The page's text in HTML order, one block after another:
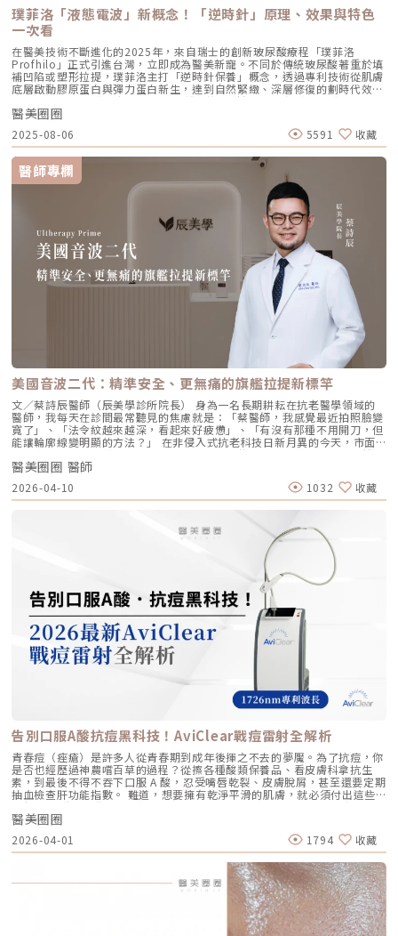
的鬆弛組織，讓下顎線條清晰。五、 哪些部位最適合 Profhilo 逆時針？
Profhilo 逆時針之所以能成為抗老界的寵兒，不僅是因為它的成分純淨，
更因為它解決了傳統醫美難以觸及的「盲區」。它不靠體積填充，而是透過
「液態拉皮」的概念，從根本提升肌膚彈性。以下四個部位是我在臨床運用
中最推薦的：1. 臉部液態拉皮：BAP 五點精準誘導這是 Profhilo 的核心應
用。與傳統玻尿酸增加臉部「厚重感」或「體積支撐」的邏輯完全不同，
Profhilo 本質上是液態拉皮。我們採用國際標準的 BAP（Bio Aesthetic
的黃金位置： 顴骨高點：啟動中臉肌膚的生物重塑，優化張力。 鼻翼瞳孔
交界：透過提升肌膚彈力，自然弱化法令紋的視覺感。 耳廓下前緣：強化
臉部外側緊緻度，讓輪廓不再鬆垮。 下頷嘴角交界：改善嘴角周圍的鬆
弛，恢復皮膚原有的拉力。 下顎角前緣：誘導彈力蛋白新生，收緊下頷邊
緣的曲線。這五個點位並非用來「填充凹陷」，而是作為信號啟動點，讓玻
尿酸在皮下如水幕般擴散，誘導彈力蛋白大量新生，像是在皮下植入了一層
隱形的「彈力網」，讓下顎線與中臉自然回歸緊緻狀態。2. 火雞頸與橫向頸
紋：修復彈力纖維的救星頸部皮膚極薄，且缺乏支撐結構，老化多半是因為
彈力纖維斷裂。傳統填充型玻尿酸因為有化學交聯，施打後容易因重力或皮
膚過薄而產生凸起（毛毛蟲現象）。Profhilo 具備極佳的流動性，能均勻
滲透進頸部真皮層，不是填平皺紋，而是從底層重塑頸部肌膚的厚度與張
力，是目前改善頸部質感的首選。3. 手背（雞爪手）：重建真皮層的緊實度
雙手最容易因彈力蛋白流失而顯得乾癟、血管明顯。Profhilo 透過「非填
充」的方式，啟動手背肌膚的自我修復機制。它不僅是補水，更是透過生物
重塑增加組織的彈性與結構感，讓手背肌膚恢復細緻平滑，找回如少女般優
雅的肌膚張力。4. 口周細紋：自然軟化而不僵硬對於愛笑或年長客戶常見的
唇周紋，若使用傳統填充物，常會因為增加了體積而讓表情變得僵硬。
Profhilo 透過液態拉皮的原理，在不改變五官比例的前提下，誘導唇周肌
膚新生彈力蛋白，從底層「軟化」細小紋路，讓整個人看起來更加柔和、自
然。六、 蔡醫師的診間建議：如何規劃妳的「逆時針」計畫？在辰美學，
我們追求的是「長效且細膩」的美，而非瞬間的煙火式改變。針對初次接觸
Profhilo 逆時針 的客戶，我通常會建議以「週期性重塑」的方式來規劃妳
的專屬美學地圖：1. 基礎療程：建議至少進行 2 至 3 次為了達到最佳的彈
力蛋白新生與肌底環境優化，單次施打僅是啟動信號，完整的重塑需要時間
堆疊： 啟動期（第 1 次與第 2 次）： 建議間隔 1 個月施打。這兩次密集的
治療能確保高濃度玻尿酸在真皮層內建立穩固的擴散網絡，全面活化纖維母
細胞。 強化期（第 2 次與第 3 次）： 建議間隔3到6個月進行第三次施打。
這是一個關鍵的鞏固點，能延續細胞的再生信號，讓拉皮效果更具層次感。
維持期： 經過這 3 次完整的週期療程後，肌膚的緊緻度與細緻質感通常可
以維持九個月左右的時間。2.術後照護：輕盈無負擔的修復由於 Profhilo
是極高純度的玻尿酸且不含化學交聯劑，術後反應極輕。只需在 24 小時內
避免劇烈運動與高溫環境（如溫泉、蒸氣室、高溫瑜伽），其餘日常生活、
上妝均不受影響，非常適合行程滿檔的都會女性。結語：美，是找回妳原本
的自然光采抗老不應該是「加法」，而是「還原」。Profhilo 逆時針的哲
學與辰美學的理念不謀而合：我們不希望客戶變得不像自己，我們希望妳在
未來的日子裡，依然保有那份緊緻、透亮的彈力美感。妳不需要厚重的粉底
來遮蓋疲態，因為最美的底妝，就是妳健康的真皮層。如果妳也想體驗這種
「由內而外」的重塑感，歡迎來到辰美學，讓我們為妳量身定制專屬的逆齡
處方箋。「詳細內容請詳見辰美學官網」
璞菲洛「液態電波」新概念！「逆時針」原理、效果與特色
一次看
在醫美技術不斷進化的2025年，來自瑞士的創新玻尿酸療程「璞菲洛
Profhilo」正式引進台灣，立即成為醫美新寵。不同於傳統玻尿酸著重於填
補凹陷或塑形拉提，璞菲洛主打「逆時針保養」概念，透過專利技術從肌膚
底層啟動膠原蛋白與彈力蛋白新生，達到自然緊緻、深層修復的劃時代效
果。 Profhilo更邀請郭台銘夫人曾馨瑩擔任形象大使，迅速成為市場焦
點。我們將帶你全面認識這項創新療程，從作用原理、五大特色到適合對象
與常見問題，一次搞懂「逆時針玻尿酸」的魅力！ 璞菲洛Profhilo是什
麼？ 璞菲洛是一項注射型玻尿酸產品，由瑞士IBSA研發，正式名稱為「高
低分子玻尿酸皮下植入劑」，在台灣獲得衛福部核准，俗稱為「逆時針」。
與傳統玻尿酸不同，璞菲洛不以填補凹陷為目的，而是透過生物重塑（bio-
remodeling）方式，喚醒肌膚自身的修復機能，促進膠原蛋白和彈力蛋白
的生成，達到自然緊緻與改善膚質的效果。璞菲洛Profhilo的五大特色璞菲
洛之所以能引發醫美界關注，主要在於它與傳統玻尿酸有著本質上的不同，
透過獨特技術從根本上改善肌膚狀態。以下是璞菲洛最突出的五大特色：1.
獨特「生物重塑」機制：啟動膠原與彈力蛋白再生璞菲洛的核心技術採用專
利高、低分子量玻尿酸複合配方，在不添加交聯劑的情況下，能刺激皮膚深
層的纖維母細胞、角質細胞和脂肪細胞，促使膠原蛋白和彈力蛋白大量新
生，從源頭改善肌膚鬆弛與老化問題。2. 全面改善膚況：不只填補，更提升
整體膚質有別於傳統玻尿酸的局部填充，璞菲洛注射後會均勻擴散至皮膚的
真皮層與皮下組織。這使得它能全面性地改善肌膚，包括： 提升肌膚緊實
度與彈性 深層補水、改善乾燥與粗糙 減少細紋、改善膚色不均3. 自然柔和
的效果：告別「饅化臉」璞菲洛的質地較輕盈、流動性高，主要作用提升肌
膚本身的飽滿度與光澤，而不是增加額外體積。因此，能帶來自然、柔和的
改善效果，避免了傳統填充劑可能導致的僵硬或「饅化」現象，讓你看起來
就像是膚況變好了，而不是動了手腳。4. 獨創 BAP 五點注射技術：療程更
舒適、更快速採用獨家的 BAP (Bio Aesthetic Points) 五點注射技術。醫師
只需在臉部兩側各選擇五個精準的生物美學點進行注射，就能讓玻尿酸均勻
擴散至全臉。這大大減少了注射的針數和疼痛感，也降低了術後瘀青和腫脹
的機率，讓療程更加舒適、快速。5. 高濃度、不含交聯劑：安全性高、低發
炎風險以高濃度玻尿酸為主要成分，且製程中不使用任何化學交聯劑，能有
效降低注射後的發炎反應與過敏風險。同時，也經過多項國際認證，確保了
產品的純淨與安全性。逆時針（Profhilo） vs. 傳統玻尿酸比較 療程名稱
逆時針 (Profhilo) 傳統玻尿酸填充劑 主要功能 「生物重塑」(Bio-
remodeling)， 刺激膠原蛋白和彈力蛋白再生，從根本改善膚質 「填充」
和「支撐」， 用於填補凹陷、雕塑輪廓 成分組成 專利技術結合高低分子玻
尿酸， 64mg/2ml 高濃度，無交聯劑 玻尿酸會添加交聯劑，以增加黏度和
支撐力， 能維持體積不被快速分解 作用機制 注射後會均勻擴散至皮膚深
個人體質而異） 值得一提的是，它不像音波拉提需要靠機器操作、產生熱
能導致術後紅腫，也不會像玻尿酸填充容易造成過度膨脹的人工感，而是像
「智慧型保養」，漸進式修復你的肌膚底層架構。哪些人適合做璞菲洛？
Profhilo不僅適合輕熟女族群，也非常適合希望改善整體膚況、延緩老化的
人。尤其推薦給以下族群： 面臨初老症狀者： 臉部、頸部或手部出現細
紋、輕微鬆弛，以及肌膚彈性下降、缺乏緊實感的人。 膚質困擾者： 肌膚
乾燥、毛孔粗大、膚色不均或膚質粗糙，希望透過深層保濕來全面提升膚況
的人。 追求自然效果者： 不希望外觀有大幅度改變，只想透過自然、漸進
的方式讓自己看起來更年輕、更有氣色。 對其他療程敏感者： 曾對雷射、
能量儀器等療程反應較大，或希望尋找一種低風險、低修復期的保養方式。
忙碌但仍想維持好氣色的族群非常友善。璞菲洛療程建議與效果說明璞菲洛
建議以三次療程為一完整週期，前兩次治療間隔約30天，第三次則可延長至
4至6個月後進行。必要時，醫師會根據患者肌膚老化程度，評估是否安排加
強治療，以達到最佳效果。大部分患者在首次治療後約2至4週，能感受到肌
膚保濕度提升與質感柔嫩。完整療程結束後，肌膚彈性、細緻度與毛孔緊實
度明顯改善，效果可維持數月，期間因人而異，與個人膚質及保養習慣相
關。針對肌膚老化較嚴重的患者，醫師會提供客製化療程方案，確保治療成
效符合期待。為何完成完整療程後仍需定期補打？雖然Profhilo在第一年完
成三次療程後，可促進皮膚彈力蛋白的新生，但其成分會在體內逐漸代謝，
約在施打後28天開始減少。儘管如此，Profhilo所啟動的生物刺激作用能持
續約3個月左右。隨著時間流逝，皮膚的保濕度與細胞活化功能會逐漸降
低，肌膚質感可能回復至治療前的狀態。加上年齡增長與環境壓力，皮膚細
胞活力下降，因此建議每3至4個月進行一次補打，持續激活肌膚，維持年輕
健康。一項針對40至65歲受試者的研究顯示，接受兩次Profhilo注射（間
隔30天）後，在1個月與4個月的評估中，皮膚彈性與保濕度均有顯著提
升，且效果可維持至少4個月。受試者自我評估亦反映皺紋減少、肌膚更緊
醫美圈圈
2025-08-06 5591 收藏
醫師專欄
美國音波二代：精準安全、更無痛的旗艦拉提新標竿
文／蔡詩辰醫師（辰美學診所院長） 身為一名長期耕耘在抗老醫學領域的
醫師，我每天在診間最常聽見的焦慮就是：「蔡醫師，我感覺最近拍照臉變
寬了」、「法令紋越來越深，看起來好疲憊」、「有沒有那種不用開刀，但
能讓輪廓線變明顯的方法？」 在非侵入式抗老科技日新月異的今天，市面
上的音波儀器琳瑯滿目。但每當病患詢問我最信任哪一台儀器時，我的首選
始終是 Ultherapy 美國音波。而在 2026 年的現在，隨著 Ultherapy
Prime（美音二代） 的問世，醫美界正式進入了「精準醫療」的新紀元。這
篇文章，我將以專業醫師的角度，深度拆解為什麼美音二代會成為我臨床治
療的核心，以及它如何重新定義抗老的黃金標準。一、 為什麼「看得到」
跟病患分享一個觀念：音波拉提不是「能量越強越好」，而是「能量要打在
對的地方」。每個人的皮膚厚度、皮下脂肪分布、筋膜層（SMAS）的深
度，甚至是神經血管的走勢都完全不同。即便是在同一個人的臉上，左側與
右側的組織密度也存在差異。傳統的音波療程多半屬於「盲打」，醫師只能
憑藉經驗去推測深度，這就像是在迷霧中航行，風險與不穩定性自然較高。
1.1 精準醫療的「透視眼」最新的Ultherapy Prime 美國音波二代搭載了升
級版 DeepSEE® 即時影像技術。在施打的每一條能量時，我都能透過 2X 高
清螢幕清晰地看見病患當下的組織層級。這意味著： 避開神經與骨頭：大
幅降低因能量落點錯誤導致的劇痛或副作用。 精準鎖定 SMAS 筋膜層：確
保每一發熱凝結點都精確落在支撐輪廓的關鍵地基上。 即時監控探頭貼合
度：防止因貼合不全導致的表皮燙傷。二、 三種鬆弛型態：妳需要的是
「拉提」還是「緊緻」？很多客人到診間會直接說：「我要打音波。」但我
通常會先進行細緻的觸診與影像觀察，因為「鬆弛」其實分為不同層次。如
果診斷錯誤，治療效果就會大打折扣。我將臉部老化歸納為三種主要型態，
並給予不同的客製化建議：2.1 筋膜鬆弛型（結構下垂）這是最適合美國音
墜。這類問題的根源在於 SMAS 筋膜層失去張力，需要透過美音二代深達
4.5mm 的聚焦能量，從地基進行「拉提」。2.2 表皮鬆弛型（膚質鬆軟）
如果妳覺得臉部皮膚軟爛、毛孔粗大、布滿細紋，這通常是真皮層膠原蛋白
流失。此時我會建議以「無雙電波」或「鳳凰電波」為主，強化表層的「緊
緻」，若能搭配美音二代 1.5mm 或 3.0mm 的探頭進行分層治療，效果會
更全面。2.3 脂肪下移型（贅肉堆積）有些人老化表現是法令紋上方擠出一
塊肉，或是出現明顯的雙下巴。這類族群除了筋膜拉提，還需要美音二代對
脂肪組織產生的微熱效應來進行收斂，收緊鬆贅組織，恢復線條的俐落感。
三、 關於痛感與效果：二代真的不一樣嗎？「醫師，聽說美國音波非常
痛，是真的嗎？」這是許多客人心中的陰影。的確，第一代美國音波因其能
量輸出極為強悍扎實，對某些痛感較敏感的客人來說確實是一大挑戰。但
Ultherapy Prime（美音二代）在 2026 年能被醫美圈推崇，關鍵就在於它
大幅優化了「舒適度」。3.1 減痛技術的優化美音二代優化了能量輸出的波
型與頻率，使熱能釋放更加穩定均勻。在臨床操作中，我發現客人的耐受度
顯著提升，不再需要像早期那樣「痛到想哭」。 見效時間：治療當下因組
織受熱收縮，會有 10-20% 的即時拉提感。真正的巔峰效果會在術後 2–3
個月，隨著膠原蛋白的大量新生，輪廓會日益清晰。 維持時間：在規律的
醫美圈圈 醫師
2026-04-10 1032 收藏
告別口服A酸抗痘黑科技！AviClear戰痘雷射全解析
青春痘（痤瘡）是許多人從青春期到成年後揮之不去的夢魘。為了抗痘，你
是否也經歷過神農嚐百草的過程？從擦各種酸類保養品、看皮膚科拿抗生
素，到最後不得不吞下口服 A 酸，忍受嘴唇乾裂、皮膚脫屑，甚至還要定期
抽血檢查肝功能指數。 難道，想要擁有乾淨平滑的肌膚，就必須付出這些
代價嗎？ 隨著醫學美容科技的進步，抗痘治療終於迎來了劃時代的突破。
全球首款獲得美國 FDA 認證，專門針對「皮脂腺」進行治療的 AviClear 戰
痘雷射 正式問世。它主打不需依賴藥物、無嚴重副作用，透過專利
1726nm 波長雷射，從根源「關閉」過度活躍的皮脂腺。 這篇文章將帶你
全面深入了解 AviClear 戰痘雷射的作用原理、與傳統治療的差異、療程細
節以及真實的術後效果，幫助你評估這項抗痘黑科技是否適合自己。為什麼
痘痘總是反覆發作？看懂萬惡之源「皮脂腺」在認識 AviClear 戰痘雷射之
前，我們必須先了解痘痘（痤瘡）究竟是怎麼形成。青春痘的生成機制主要
包含四大關鍵： 皮脂分泌過盛：受到賀爾蒙、壓力、飲食或基因影響，皮
脂腺製造出過多的油脂。 毛囊角化異常：老廢角質無法正常代謝，與油脂
混合後堵塞毛孔，形成粉刺。 痤瘡桿菌增生：堵塞的無氧毛孔成為痤瘡桿
醫美圈圈
2026-04-01 1794 收藏